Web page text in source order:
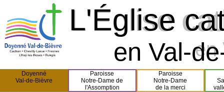
L'Église
L'Église
en
en Val-
Doyenné
Val-de-Bièvre
Paroisse
Notre-Dame de
l'Assomption
Paroisse
Notre-Dame
de la merci